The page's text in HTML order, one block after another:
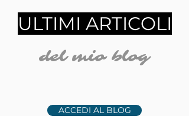
ULTIMI ARTICOLI
del mio blog
ACCEDI AL BLOG